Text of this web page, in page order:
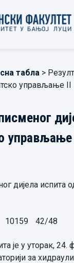
табла >
управљање II
дијела испита
10159 42/48
је у уторак, 24.
за